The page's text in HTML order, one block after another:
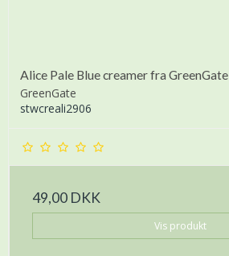
Alice Pale Blue creamer fra GreenGate
GreenGate
stwcreali2906
49,00 DKK
Vis produkt